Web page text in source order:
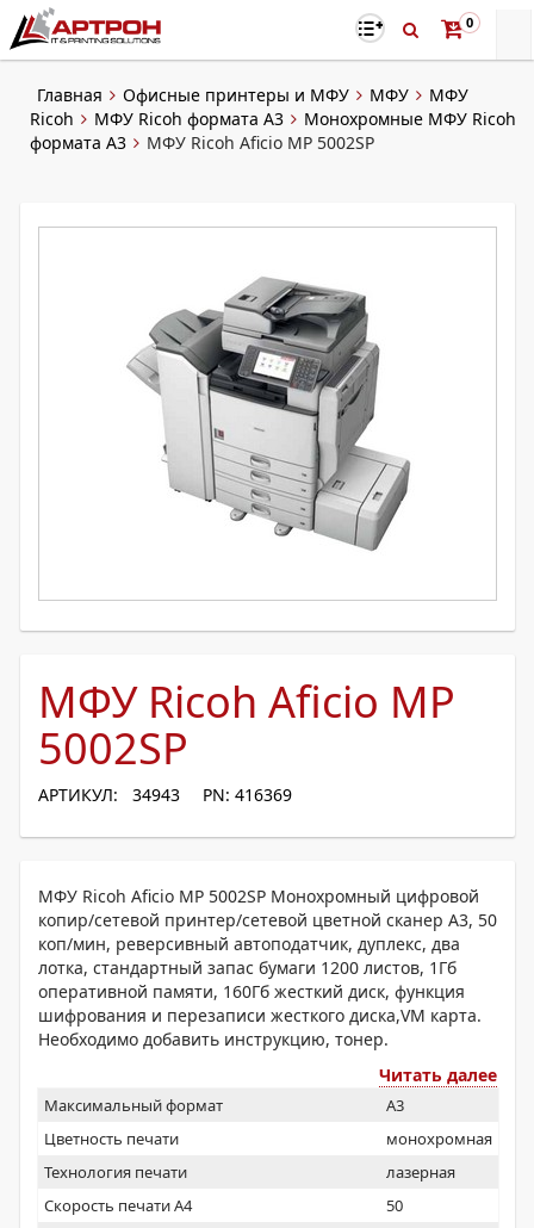
0
Главная Офисные принтеры и МФУ МФУ
МФУ
Ricoh
МФУ Ricoh формата A3
Монохромные МФУ Ricoh
формата А3
МФУ Ricoh Aficio MP 5002SP
МФУ Ricoh Aficio MP
5002SP
АРТИКУЛ: 34943 PN: 416369
МФУ Ricoh Aficio MP 5002SP Монохромный цифровой
копир/сетевой принтер/сетевой цветной сканер A3, 50
коп/мин, реверсивный автоподатчик, дуплекс, два
лотка, стандартный запас бумаги 1200 листов, 1Гб
оперативной памяти, 160Гб жесткий диск, функция
шифрования и перезаписи жесткого диска,VM карта.
Необходимо добавить инструкцию, тонер.
Читать далее
Максимальный формат
A3
Цветность печати
монохромная
Технология печати
лазерная
Скорость печати А4
50